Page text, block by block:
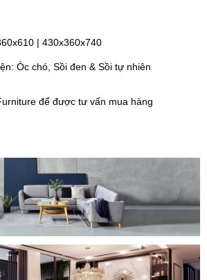
| 430x360x740
Óc chó, Sồi đen & Sồi tự nhiên
để được tư vấn mua hàng